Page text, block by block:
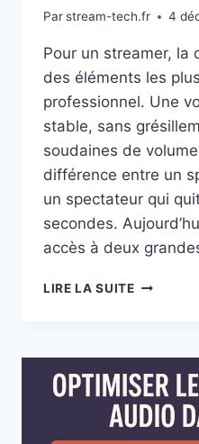
Parstream-tech.fr 4
Pour un streamer, la
des éléments les
professionnel. Une
stable, sans
soudaines de
différence entre un
un spectateur qui
secondes.
accès à deux
LIRE LA SUITEMIXAGE
LOGICIEL
:
QUEL
EST